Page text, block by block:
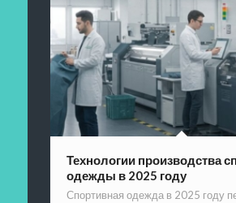
Технологии производства
одежды в 2025 году
Спортивная одежда в 2025 году